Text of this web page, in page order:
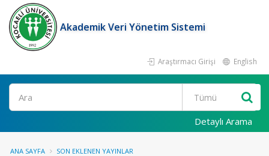
Akademik Veri Yönetim Sistemi
Araştırmacı Girişi English
Ara
Detaylı Arama
ANA SAYFA SON EKLENEN YAYINLAR